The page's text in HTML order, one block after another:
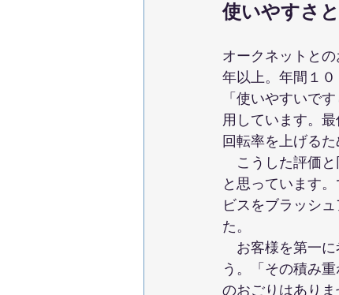
使いやすさ
オークネットと
年以上。年間１０
「使いやすいで
用しています。
回転率を上げるた
こうした評価と
と思っています
ビスをブラッシ
た。
お客様を第一に
う。「その積み
のおごりはありま